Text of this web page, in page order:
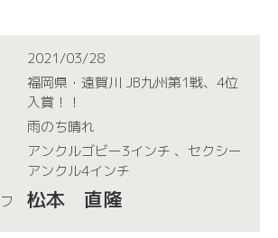
2021/03/28
福岡県・遠賀川 JB九州第1戦、4位
入賞！！
雨のち晴れ
アンクルゴビー3インチ 、セクシー
アンクル4インチ
松本 直隆